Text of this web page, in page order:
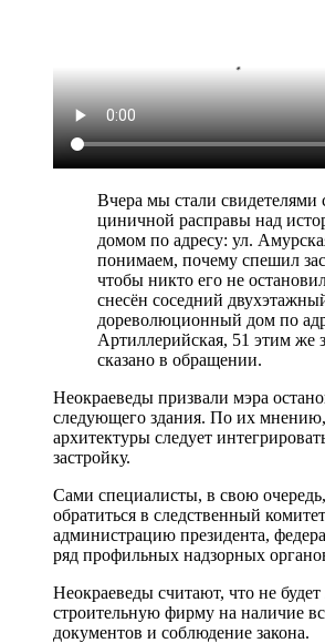
Вчера мы стали
циничной расправы над
домом по адресу: ул.
понимаем, почему спешил
чтобы никто его не
снесён соседний
дореволюционный дом по
Артиллерийская, 51 этим же
сказано в обращении.
Неокраеведы призвали мэра
следующего здания. По их
архитектуры следует
застройку.
Сами специалисты, в свою
обратиться в следственный
администрацию президента,
ряд профильных надзорных
Неокраеведы считают, что не
строительную фирму на наличие
документов и соблюдение закона.